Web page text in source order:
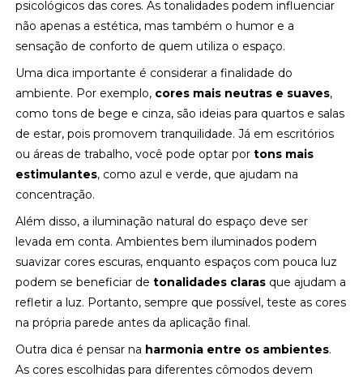
psicológicos das cores. As tonalidades podem influenciar
não apenas a estética, mas também o humor e a
sensação de conforto de quem utiliza o espaço.
Uma dica importante é considerar a finalidade do
ambiente. Por exemplo, cores mais neutras e suaves,
como tons de bege e cinza, são ideias para quartos e salas
de estar, pois promovem tranquilidade. Já em escritórios
ou áreas de trabalho, você pode optar portons mais
estimulantes, como azul e verde, que ajudam na
concentração.
Além disso, a iluminação natural do espaço deve ser
levada em conta. Ambientes bem iluminados podem
suavizar cores escuras, enquanto espaços com pouca luz
podem se beneficiar detonalidades claras que ajudam a
refletir a luz. Portanto, sempre que possível, teste as cores
na própria parede antes da aplicação final.
Outra dica é pensar na harmonia entre os ambientes.
As cores escolhidas para diferentes cômodos devem